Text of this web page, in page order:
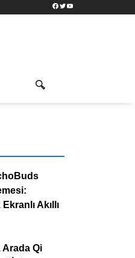
Facebook
TwitterYouTube
Akıllı
Arada Qi